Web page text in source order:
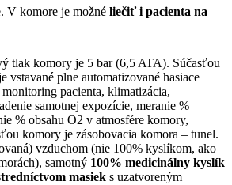
V komore je možné liečiť i pacienta na
tlak komory je 5 bar (6,5 ATA). Súčasťou
vstavané plne automatizované hasiace
pacienta, klimatizácia,
samotnej expozície, meranie %
% obsahu O2 v atmosfére komory,
komory je zásobovacia komora – tunel.
vzduchom (nie 100% kyslíkom, ako
samotný 100% medicinálny kyslík
masiek s uzatvoreným